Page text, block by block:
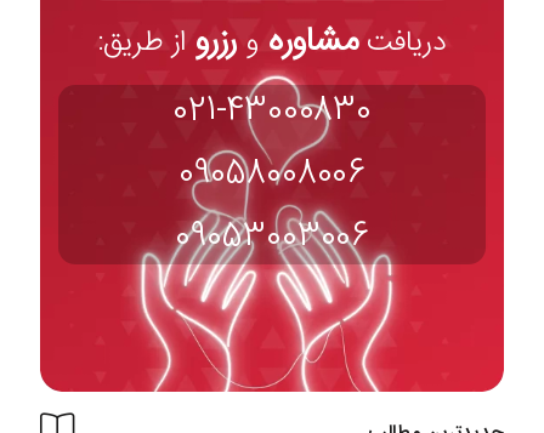
دریافتمشاوره و رزرو از طریق:
021-43000830
09058008006
09053003006